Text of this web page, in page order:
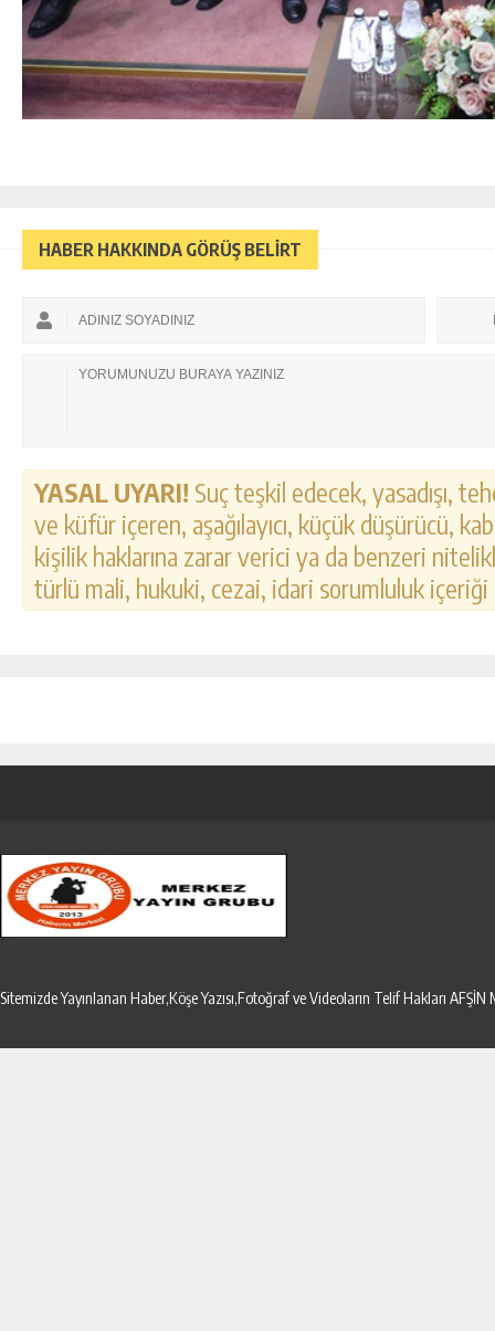
HABER HAKKINDA GÖRÜŞ BELİRT
YASAL UYARI! Suç teşkil edecek, yasadışı,
ve küfür içeren, aşağılayıcı, küçük düşürücü,
kişilik haklarına zarar verici ya da benzeri
türlü mali, hukuki, cezai, idari sorumluluk
Sitemizde Yayınlanan Haber,Köşe Yazısı,Fotoğraf ve Videoların Telif Hakları